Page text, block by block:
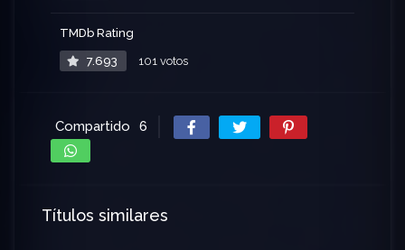
TMDb Rating
7.693 101 votos
Compartido 6
Títulos similares